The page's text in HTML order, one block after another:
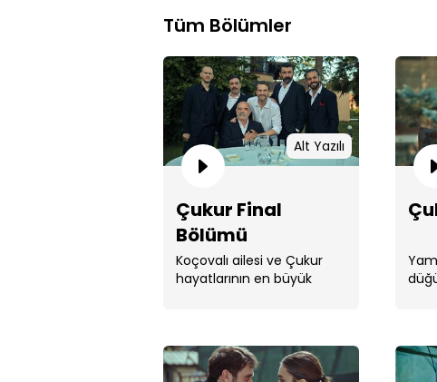
Tüm Bölümler
Alt Yazılı
Çukur Final
Bölümü
Koçovalı ailesi ve Çukur
hayatlarının en büyük